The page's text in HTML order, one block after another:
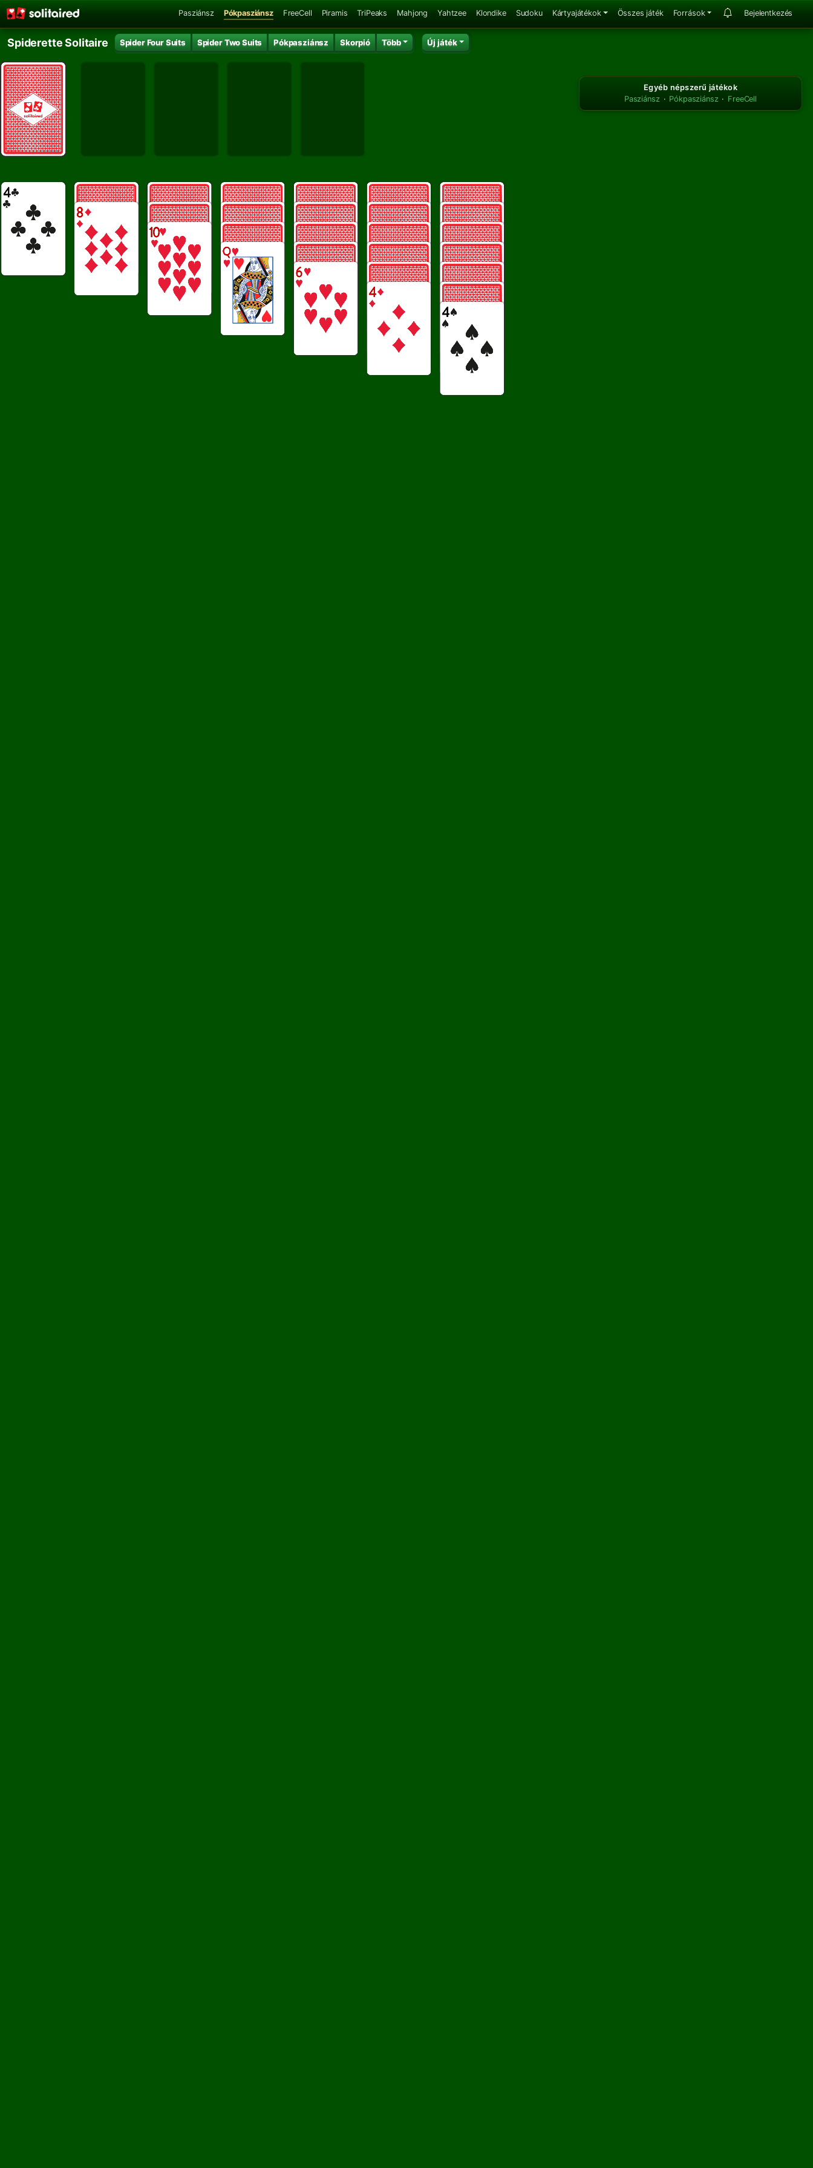
Pasziánsz Pókpasziánsz FreeCell Piramis TriPeaks Mahjong Yahtzee Klondike Sudoku Kártyajátékok Összes játék Források Bejelentkezés
Spiderette Solitaire Spider Four Suits Spider Two Suits Pókpasziánsz Skorpió Több Új játék
Egyéb népszerű játékok
Pasziánsz · Pókpasziánsz · FreeCell